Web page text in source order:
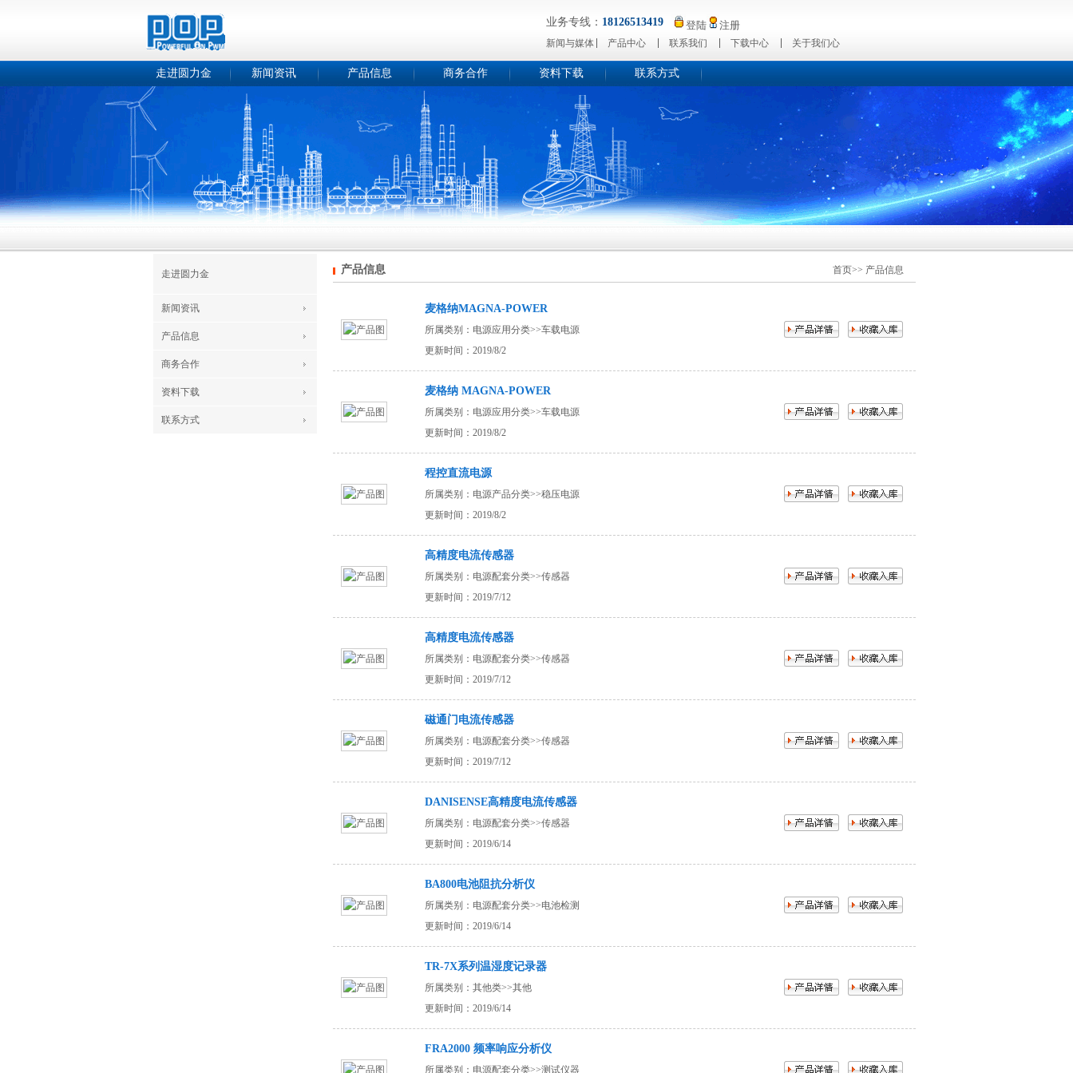
业务专线： 18126513419 登陆 注册
新闻与媒体 产品中心 联系我们 下载中心 关于我们心
走进圆力金 新闻资讯 产品信息 商务合作 资料下载 联系方式
走进圆力金
新闻资讯
产品信息
商务合作
资料下载
联系方式
首页>> 产品信息
产品信息
麦格纳MAGNA-POWER
所属类别： 电源应用分类>>车载电源
更新时间：2019/8/2
麦格纳 MAGNA-POWER
所属类别： 电源应用分类>>车载电源
更新时间：2019/8/2
程控直流电源
所属类别： 电源产品分类>>稳压电源
更新时间：2019/8/2
高精度电流传感器
所属类别： 电源配套分类>>传感器
更新时间：2019/7/12
高精度电流传感器
所属类别： 电源配套分类>>传感器
更新时间：2019/7/12
磁通门电流传感器
所属类别： 电源配套分类>>传感器
更新时间：2019/7/12
DANISENSE高精度电流传感器
所属类别： 电源配套分类>>传感器
更新时间：2019/6/14
BA800电池阻抗分析仪
所属类别： 电源配套分类>>电池检测
更新时间：2019/6/14
TR-7X系列温湿度记录器
所属类别： 其他类>>其他
更新时间：2019/6/14
FRA2000 频率响应分析仪
所属类别： 电源配套分类>>测试仪器